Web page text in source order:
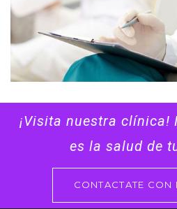
¡Visita nuestra clínica!
es la salud de
CONTACTATE CON